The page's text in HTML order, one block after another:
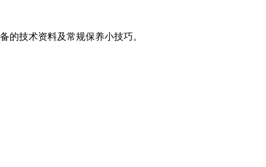
的技术资料及常规保养小技巧。